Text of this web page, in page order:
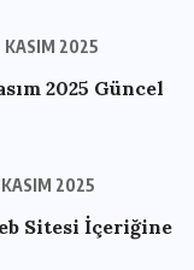
KASIM 2025
2025 Güncel
KASIM 2025
Sitesi İçeriğine